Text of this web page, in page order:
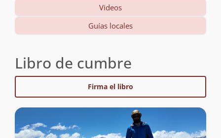
Videos
Guías locales
Libro de cumbre
Firma el libro